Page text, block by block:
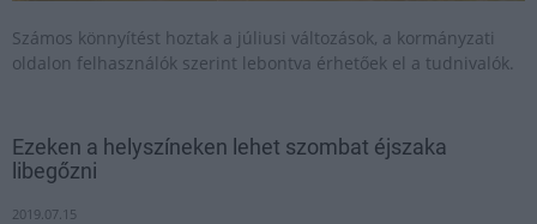
Számos könnyítést hoztak a júliusi változások, a kormányzati
oldalon felhasználók szerint lebontva érhetőek el a tudnivalók.
Ezeken a helyszíneken lehet szombat éjszaka
libegőzni
2019.07.15